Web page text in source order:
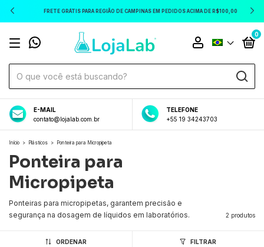
FRETE GRÁTIS PARA REGIÃO DE CAMPINAS EM PEDIDOS ACIMA DE R$100,00
0
E-MAIL
contato@lojalab.com.br
TELEFONE
+55 19 34243703
Início > Plásticos > Ponteira para Micropipeta
Ponteira para
Micropipeta
Ponteiras para micropipetas, garantem precisão e
segurança na dosagem de líquidos em laboratórios.
2 produtos
ORDENAR FILTRAR